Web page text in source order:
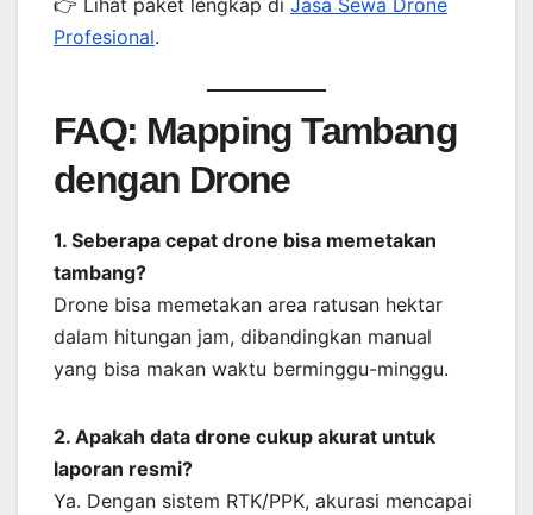
Profesional.
FAQ: Mapping Tambang
dengan Drone
1. Seberapa cepat drone bisa memetakan
tambang?
Drone bisa memetakan area ratusan hektar
dalam hitungan jam, dibandingkan manual
yang bisa makan waktu berminggu-minggu.
2. Apakah data drone cukup akurat untuk
laporan resmi?
Ya. Dengan sistem RTK/PPK, akurasi mencapai